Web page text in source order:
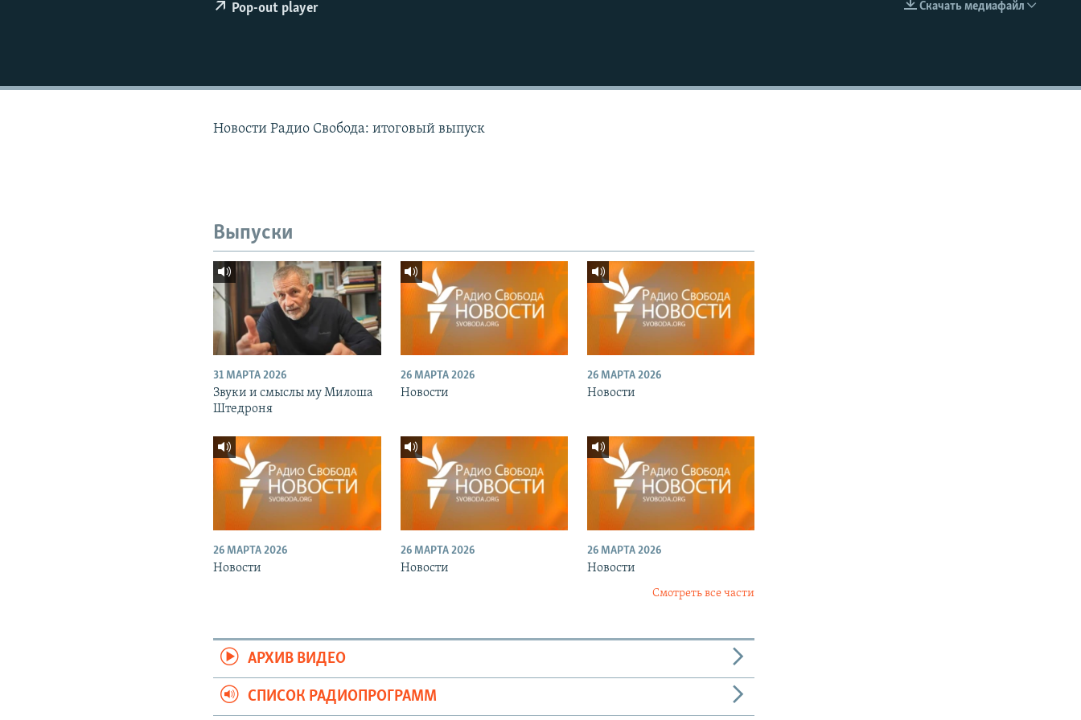
EMBED
Скачать медиафайл
Pop-out player
Новости Радио Свобода: итоговый выпуск
Выпуски
31 МАРТА 2026
Звуки и смыслы му Милоша
Штедроня
26 МАРТА 2026
Новости
26 МАРТА 2026
Новости
26 МАРТА 2026
Новости
26 МАРТА 2026
Новости
26 МАРТА 2026
Новости
Смотреть все части
АРХИВ ВИДЕО
СПИСОК РАДИОПРОГРАММ